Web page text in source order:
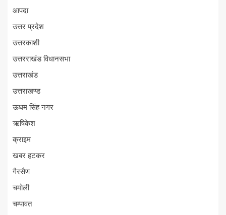
आपदा
उत्तर प्रदेश
उत्तरकाशी
उत्तरराखंड विधानसभा
उत्तराखंड
उत्तराखण्ड
ऊधम सिंह नगर
ऋषिकेश
क्राइम
खबर हटकर
गैरसैण
चमोली
चम्पावत